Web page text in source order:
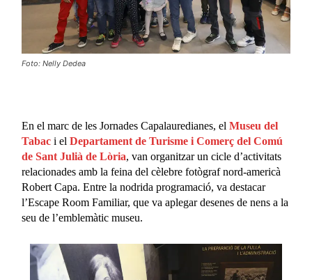
Foto: Nelly Dedea
En el marc de les Jornades Capalauredianes, elMuseu del
Tabac i elDepartament de Turisme i Comerç del Comú
de Sant Julià de Lòria, van organitzar un cicle d’activitats
relacionades amb la feina del cèlebre fotògraf nord-americà
Robert Capa. Entre la nodrida programació, va destacar
l’Escape Room Familiar, que va aplegar desenes de nens a la
seu de l’emblemàtic museu.